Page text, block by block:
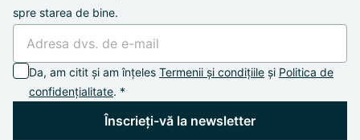
spre starea de bine.
Da, am citit și am înțeles Termenii și condițiile și Politica de
confidențialitate. *
Înscrieți-vă la newsletter